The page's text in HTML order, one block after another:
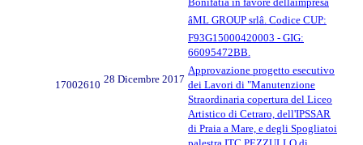
âML GROUP srlâ. Codice CUP:
F93G15000420003 - GIG:
66095472BB.
17002610 28 Dicembre 2017
Approvazione progetto esecutivo
dei Lavori di "Manutenzione
Straordinaria copertura del Liceo
Artistico di Cetraro, dell'IPSSAR
di Praia a Mare, e degli Spogliatoi